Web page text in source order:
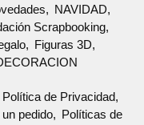
NAVIDAD
Scrapbooking
Figuras 3D
Política de Privacidad
pedido
Políticas de